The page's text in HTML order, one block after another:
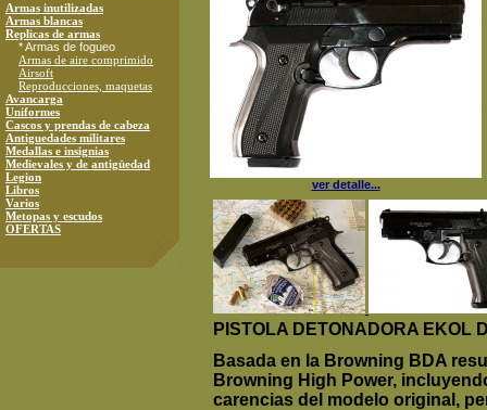
Armas inutilizadas
Armas blancas
Replicas de armas
* Armas de fogueo
Armas de aire comprimido
Airsoft
Reproducciones, maquetas
Avancarga
Uniformes
Cascos y prendas de cabeza
Antiguedades militares
Medallas e insignias
Medievales y de antigüedad
Legion
Libros
Varios
Metopas y escudos
OFERTAS
ver detalle...
PISTOLA DETONADORA EKOL
Basada en la Browning BDA
Browning High Power,
carencias del modelo original,